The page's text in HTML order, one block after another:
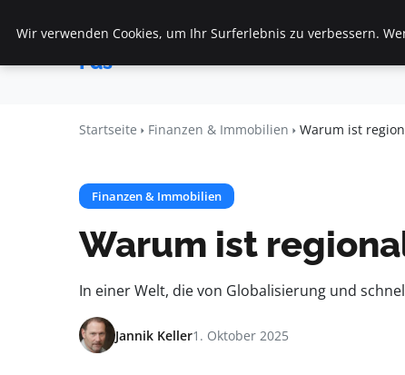
Veranstaltungen
Fds
Startseite
Startseite Finanzen & Immobilien Warum ist
Finanzen & Immobilien
Warum ist
In einer Welt, die von Globalisierung und
Jannik Keller1. Oktober 2025
Wir verwenden Cookies, um Ihr Surferlebnis zu verbessern.